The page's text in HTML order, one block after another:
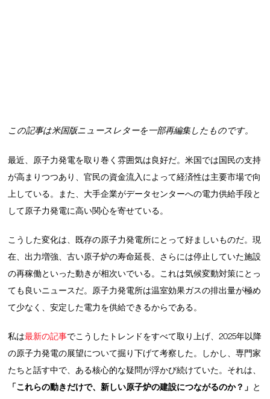
この記事は米国版ニュースレターを一部再編集したものです。
最近、原子力発電を取り巻く雰囲気は良好だ。米国では国民の支持
が高まりつつあり、官民の資金流入によって経済性は主要市場で向
上している。また、大手企業がデータセンターへの電力供給手段と
して原子力発電に高い関心を寄せている。
こうした変化は、既存の原子力発電所にとって好ましいものだ。現
在、出力増強、古い原子炉の寿命延長、さらには停止していた施設
の再稼働といった動きが相次いでいる。これは気候変動対策にとっ
ても良いニュースだ。原子力発電所は温室効果ガスの排出量が極め
て少なく、安定した電力を供給できるからである。
私は最新の記事でこうしたトレンドをすべて取り上げ、2025年以降
の原子力発電の展望について掘り下げて考察した。しかし、専門家
たちと話す中で、ある核心的な疑問が浮かび続けていた。それは、
「これらの動きだけで、新しい原子炉の建設につながるのか？」 と